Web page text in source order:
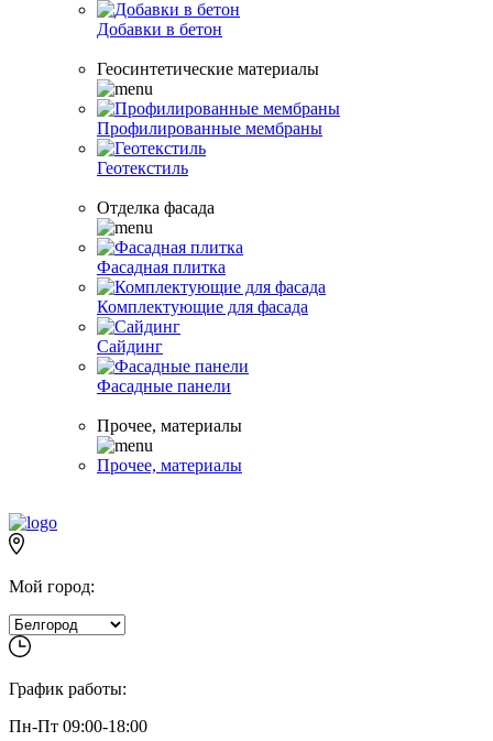
Добавки в бетон
Геосинтетические материалы
Профилированные мембраны
Геотекстиль
Отделка фасада
Фасадная плитка
Комплектующие для фасада
Сайдинг
Фасадные панели
Прочее, материалы
Прочее, материалы
Мой город:
График работы:
Пн-Пт 09:00-18:00